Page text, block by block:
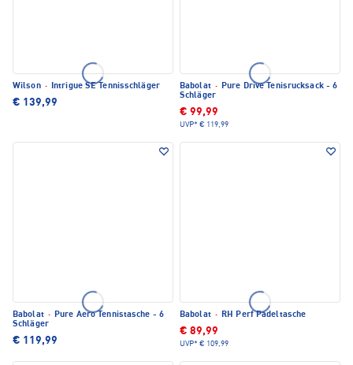
Wilson · Intrigue SE Tennisschläger
€ 139,99
Babolat · Pure Drive Tenisrucksack - 6
Schläger
€ 99,99
UVP* € 119,99
Babolat · Pure Aero Tennistasche - 6
Schläger
€ 119,99
Babolat · RH Perf Padeltasche
€ 89,99
UVP* € 109,99